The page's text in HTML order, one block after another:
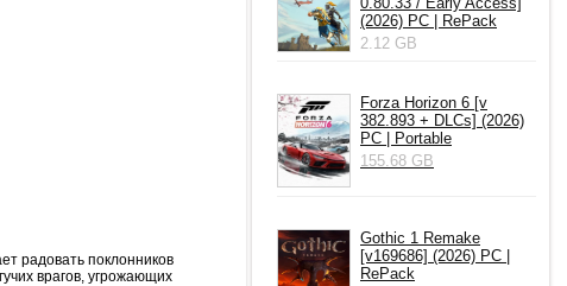
радовать поклонников
врагов, угрожающих
(2026) PC | RePack
2.12 GB
Forza Horizon 6 [v
382.893 + DLCs] (2026)
PC | Portable
155.68 GB
Gothic 1 Remake
[v169686] (2026) PC |
RePack